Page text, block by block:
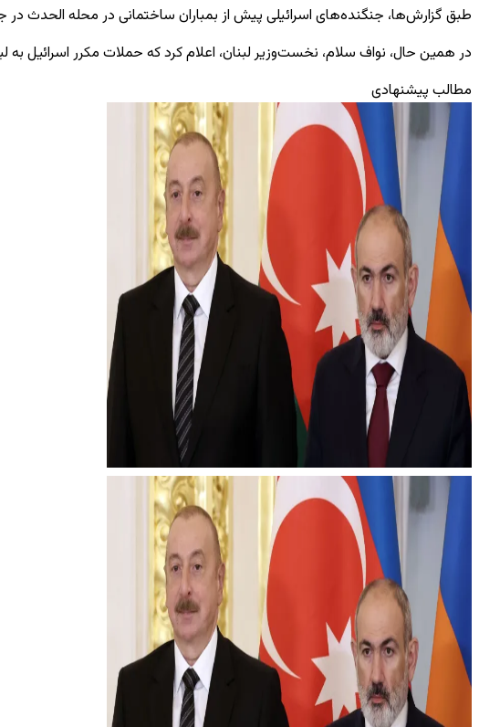
طبق گزارش‌ها، جنگنده‌های اسرائیلی پیش از بمباران ساختمانی در محله الحدث در
در همین حال، نواف سلام، نخست‌وزیر لبنان، اعلام کرد که حملات مکرر
مطالب پیشنهادی